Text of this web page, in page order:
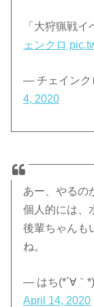
「大狩猟戦
ェンクロ
— チェインク
4, 2020
あー、やるの
個人的には、
後輩ちゃんも
ね。
— はち(*´∀｀
April 14, 2020